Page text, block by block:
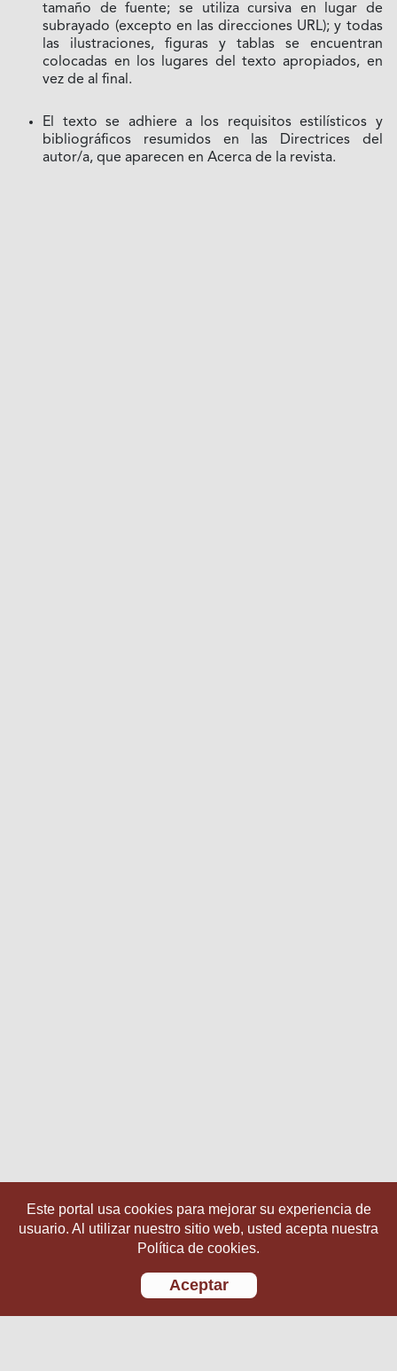
tamaño de fuente; se utiliza cursiva en lugar de
subrayado (excepto en las direcciones URL); y todas
las ilustraciones, figuras y tablas se encuentran
colocadas en los lugares del texto apropiados, en
vez de al final.
El texto se adhiere a los requisitos estilísticos y
bibliográficos resumidos en las Directrices del
autor/a, que aparecen en Acerca de la revista.
Este portal usa cookies para mejorar su experiencia de
usuario. Al utilizar nuestro sitio web, usted acepta nuestra
Política de cookies.
Aceptar